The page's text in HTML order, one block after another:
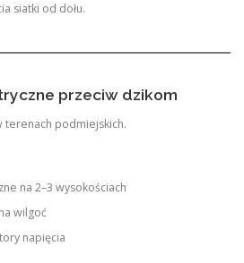
siatki od dołu.
przeciw dzikom
terenach podmiejskich.
na 2–3 wysokościach
wilgoć
napięcia